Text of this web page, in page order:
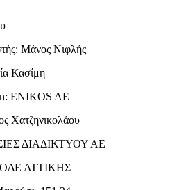
Μάνος Νιφλής
Κασίμη
ENIKOS AE
Χατζηνικολάου
ΔΙΑΔΙΚΤΥΟΥ ΑΕ
ΑΤΤΙΚΗΣ